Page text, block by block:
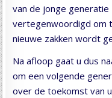
van de jonge generatie
vertegenwoordigd om
nieuwe zakken wordt
Na afloop gaat u dus
om een volgende
over de toekomst van